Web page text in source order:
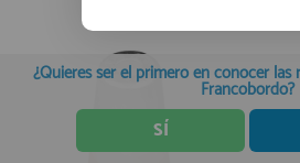
¿Quieres ser el primero en conocer
Francobordo?
SÍ